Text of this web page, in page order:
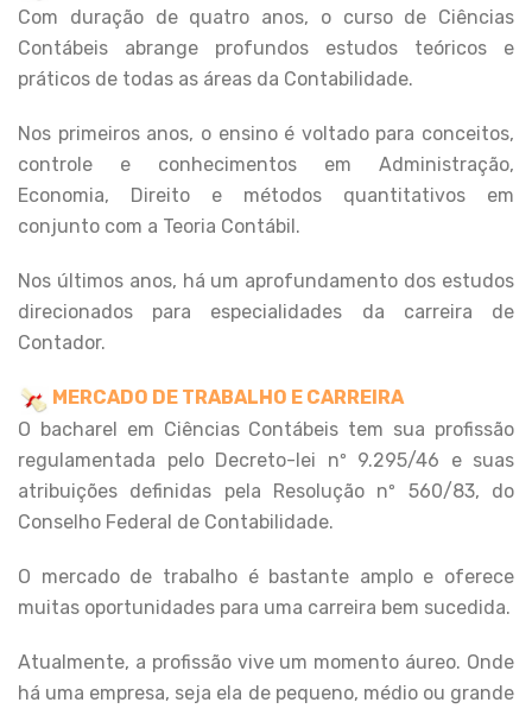
Com duração de quatro anos, o curso de Ciências
Contábeis abrange profundos estudos teóricos e
práticos de todas as áreas da Contabilidade.
Nos primeiros anos, o ensino é voltado para conceitos,
controle e conhecimentos em Administração,
Economia, Direito e métodos quantitativos em
conjunto com a Teoria Contábil.
Nos últimos anos, há um aprofundamento dos estudos
direcionados para especialidades da carreira de
Contador.
MERCADO DE TRABALHO E CARREIRA
O bacharel em Ciências Contábeis tem sua profissão
regulamentada pelo Decreto-lei nº 9.295/46 e suas
atribuições definidas pela Resolução nº 560/83, do
Conselho Federal de Contabilidade.
O mercado de trabalho é bastante amplo e oferece
muitas oportunidades para uma carreira bem sucedida.
Atualmente, a profissão vive um momento áureo. Onde
há uma empresa, seja ela de pequeno, médio ou grande